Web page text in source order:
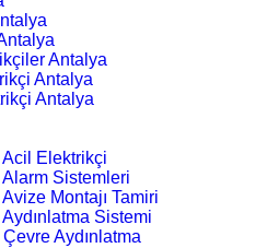
Antalya
Antalya
Antalya
Acil Elektrikçi
Sistemleri
Montajı Tamiri
Sistemi
Aydınlatma